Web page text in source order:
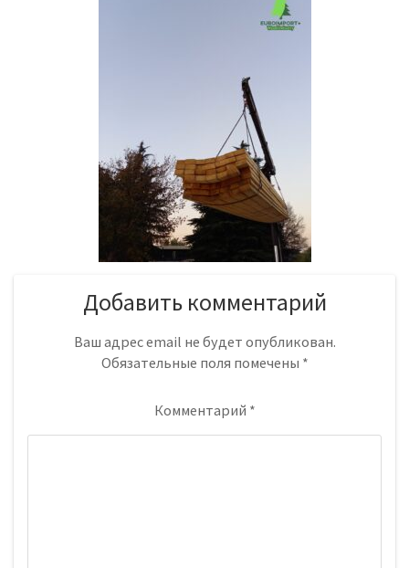
Добавить комментарий
Ваш адрес email не будет опубликован.
Обязательные поля помечены *
Комментарий *